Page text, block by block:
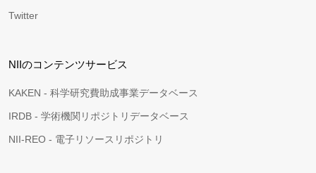
Twitter
NIIのコンテンツサービス
KAKEN - 科学研究費助成事業データベース
IRDB - 学術機関リポジトリデータベース
NII-REO - 電子リソースリポジトリ